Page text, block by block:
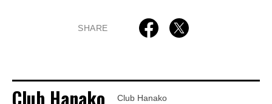
SHARE
Club Hanako Club Hanako